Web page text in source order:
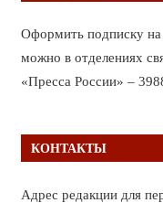
Оформить подписку
можно в отделениях
«Пресса России» –
КОНТАКТЫ
Адрес редакции для